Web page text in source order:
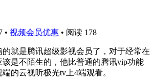
• 视频会员优惠 • 阅读 178
就是腾讯超级影视会员了，对于经常在
是不陌生的，他比普通的腾讯vip功能
的云视听极光tv上4端观看。